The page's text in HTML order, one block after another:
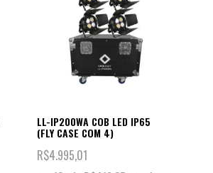
LL-IP200WA COB LED IP65
(FLY CASE COM 4)
R$4.995,01